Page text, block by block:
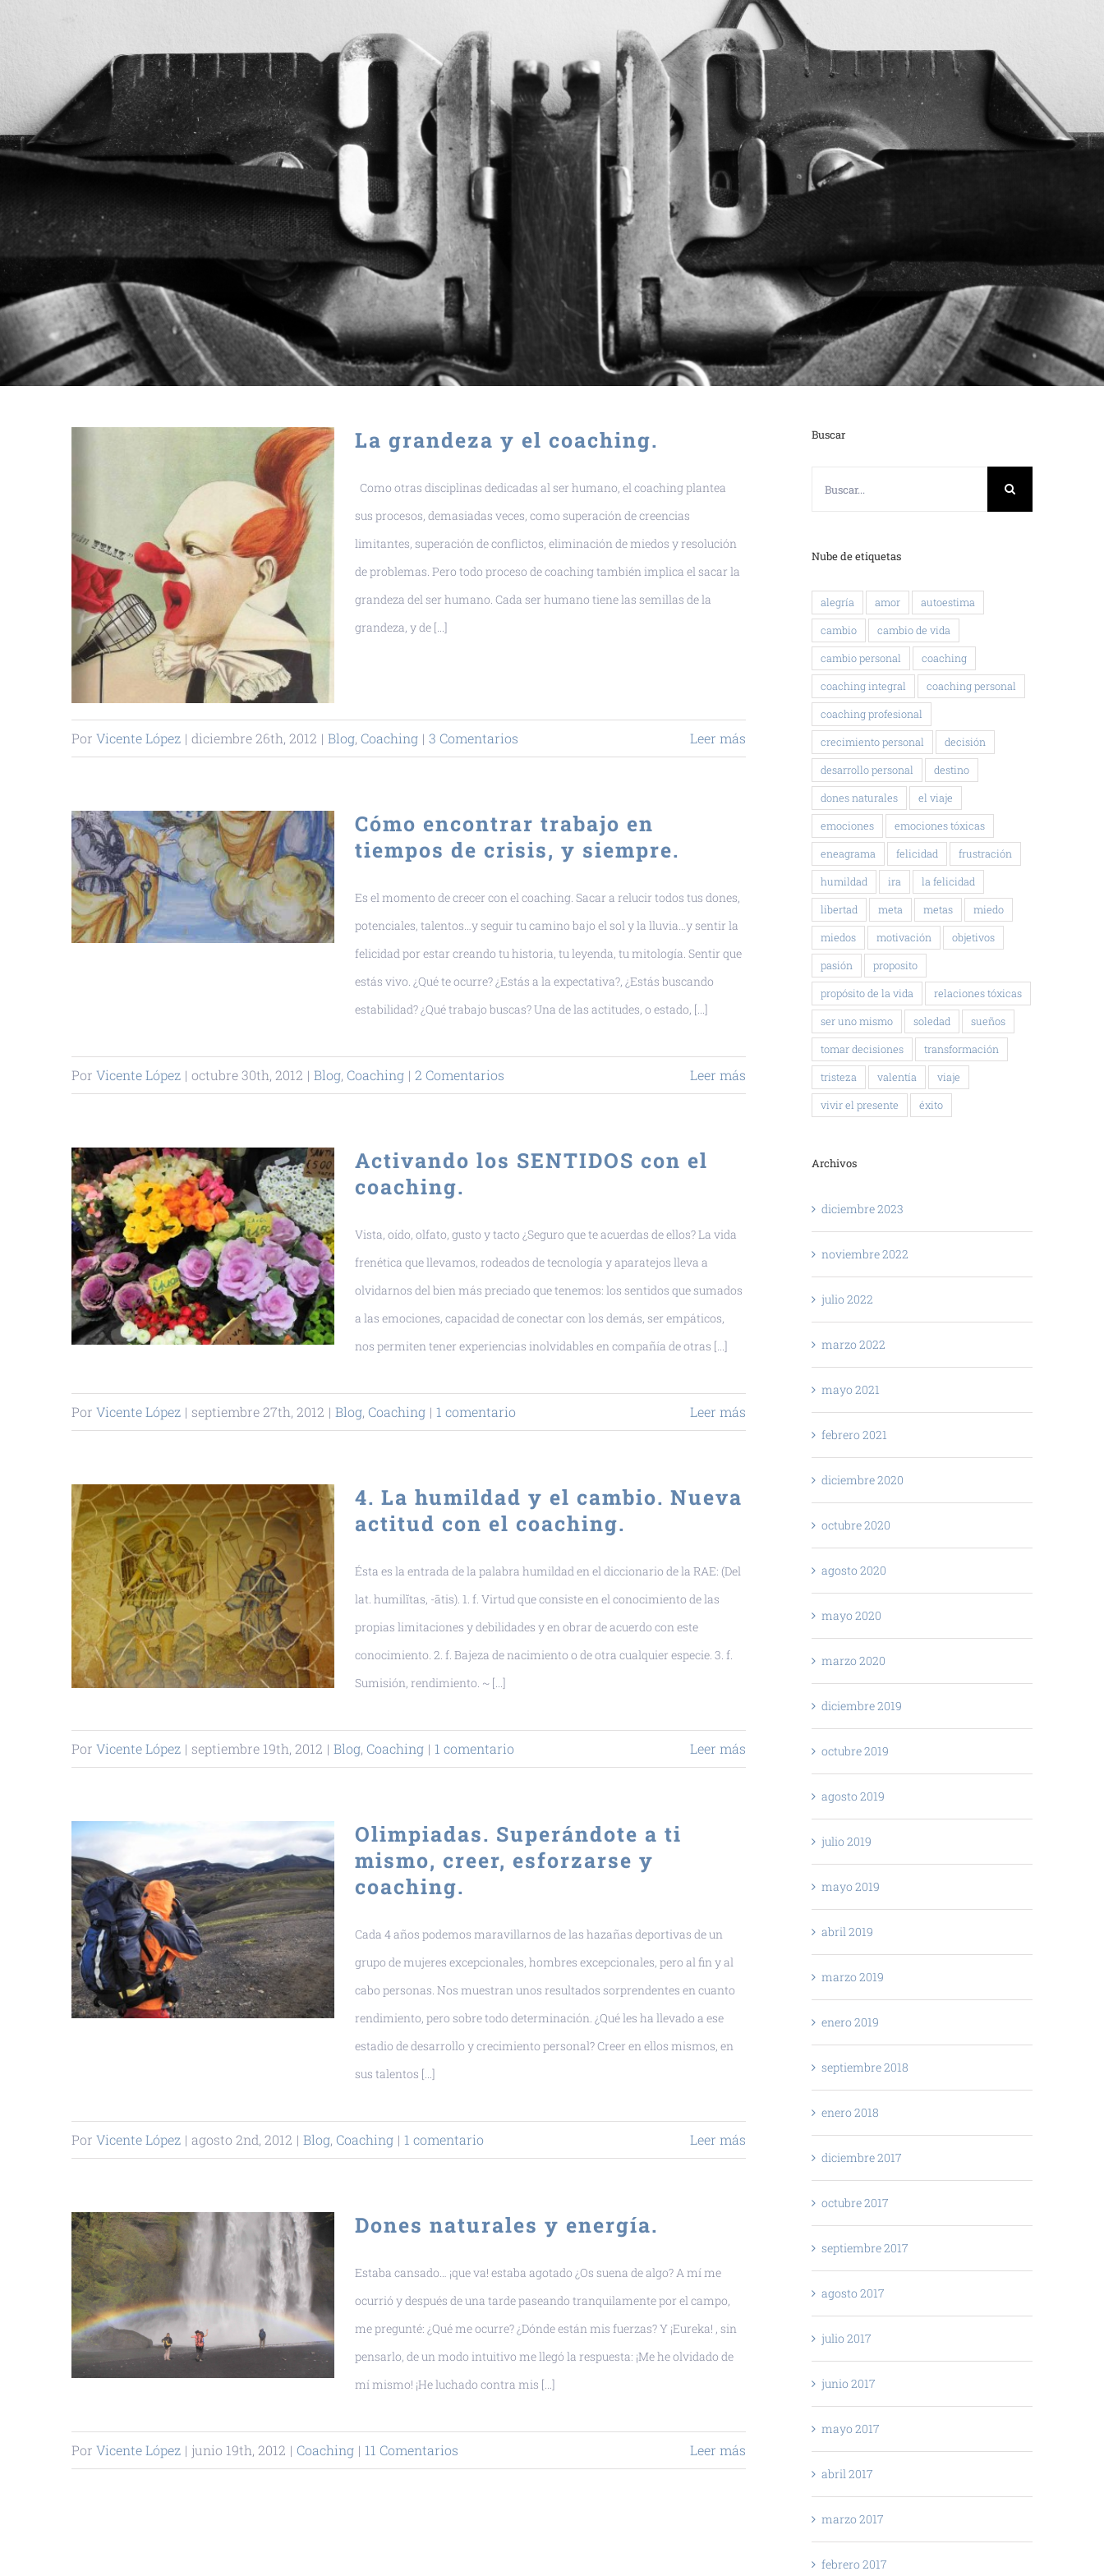
La grandeza y el coaching.
Como otras disciplinas dedicadas al ser humano, el coaching plantea
sus procesos, demasiadas veces, como superación de creencias
limitantes, superación de conflictos, eliminación de miedos y resolución
de problemas. Pero todo proceso de coaching también implica el sacar la
grandeza del ser humano. Cada ser humano tiene las semillas de la
grandeza, y de [...]
Por Vicente López | diciembre 26th, 2012 | Blog, Coaching | 3 Comentarios Leer más
Cómo encontrar trabajo en
tiempos de crisis, y siempre.
Es el momento de crecer con el coaching. Sacar a relucir todos tus dones,
potenciales, talentos…y seguir tu camino bajo el sol y la lluvia…y sentir la
felicidad por estar creando tu historia, tu leyenda, tu mitología. Sentir que
estás vivo. ¿Qué te ocurre? ¿Estás a la expectativa?, ¿Estás buscando
estabilidad? ¿Qué trabajo buscas? Una de las actitudes, o estado, [...]
Por Vicente López | octubre 30th, 2012 | Blog, Coaching | 2 Comentarios Leer más
Activando los SENTIDOS con el
coaching.
Vista, oído, olfato, gusto y tacto ¿Seguro que te acuerdas de ellos? La vida
frenética que llevamos, rodeados de tecnología y aparatejos lleva a
olvidarnos del bien más preciado que tenemos: los sentidos que sumados
a las emociones, capacidad de conectar con los demás, ser empáticos,
nos permiten tener experiencias inolvidables en compañía de otras [...]
Por Vicente López | septiembre 27th, 2012 | Blog, Coaching | 1 comentario Leer más
4. La humildad y el cambio. Nueva
actitud con el coaching.
Ésta es la entrada de la palabra humildad en el diccionario de la RAE: (Del
lat. humilĭtas, -ātis). 1. f. Virtud que consiste en el conocimiento de las
propias limitaciones y debilidades y en obrar de acuerdo con este
conocimiento. 2. f. Bajeza de nacimiento o de otra cualquier especie. 3. f.
Sumisión, rendimiento. ~ [...]
Por Vicente López | septiembre 19th, 2012 | Blog, Coaching | 1 comentario Leer más
Olimpiadas. Superándote a ti
mismo, creer, esforzarse y
coaching.
Cada 4 años podemos maravillarnos de las hazañas deportivas de un
grupo de mujeres excepcionales, hombres excepcionales, pero al fin y al
cabo personas. Nos muestran unos resultados sorprendentes en cuanto
rendimiento, pero sobre todo determinación. ¿Qué les ha llevado a ese
estadio de desarrollo y crecimiento personal? Creer en ellos mismos, en
sus talentos [...]
Por Vicente López | agosto 2nd, 2012 | Blog, Coaching | 1 comentario Leer más
Dones naturales y energía.
Estaba cansado… ¡que va! estaba agotado ¿Os suena de algo? A mí me
ocurrió y después de una tarde paseando tranquilamente por el campo,
me pregunté: ¿Qué me ocurre? ¿Dónde están mis fuerzas? Y ¡Eureka! , sin
pensarlo, de un modo intuitivo me llegó la respuesta: ¡Me he olvidado de
mí mismo! ¡He luchado contra mis [...]
Por Vicente López | junio 19th, 2012 | Coaching | 11 Comentarios Leer más
Buscar
Nube de etiquetas
alegría amor autoestima
cambio cambio de vida
cambio personal coaching
coaching integral coaching personal
coaching profesional
crecimiento personal decisión
desarrollo personal destino
dones naturales el viaje
emociones emociones tóxicas
eneagrama felicidad frustración
humildad ira la felicidad
libertad meta metas miedo
miedos motivación objetivos
pasión proposito
propósito de la vida relaciones tóxicas
ser uno mismo soledad sueños
tomar decisiones transformación
tristeza valentía viaje
vivir el presente éxito
Archivos
diciembre 2023
noviembre 2022
julio 2022
marzo 2022
mayo 2021
febrero 2021
diciembre 2020
octubre 2020
agosto 2020
mayo 2020
marzo 2020
diciembre 2019
octubre 2019
agosto 2019
julio 2019
mayo 2019
abril 2019
marzo 2019
enero 2019
septiembre 2018
enero 2018
diciembre 2017
octubre 2017
septiembre 2017
agosto 2017
julio 2017
junio 2017
mayo 2017
abril 2017
marzo 2017
febrero 2017